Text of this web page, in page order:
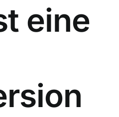
eine